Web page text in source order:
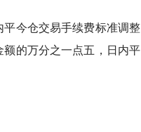
平今仓交易手续费标准调整
额的万分之一点五，日内平